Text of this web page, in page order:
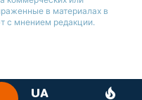
в материалах в
с мнением редакции.